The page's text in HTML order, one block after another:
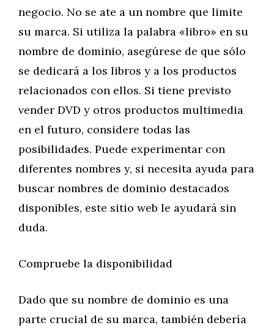
negocio. No se ate a un nombre que limite
su marca. Si utiliza la palabra «libro» en su
nombre de dominio, asegúrese de que sólo
se dedicará a los libros y a los productos
relacionados con ellos. Si tiene previsto
vender DVD y otros productos multimedia
en el futuro, considere todas las
posibilidades. Puede experimentar con
diferentes nombres y, si necesita ayuda para
buscar nombres de dominio destacados
disponibles, este sitio web le ayudará sin
duda.
Compruebe la disponibilidad
Dado que su nombre de dominio es una
parte crucial de su marca, también debería